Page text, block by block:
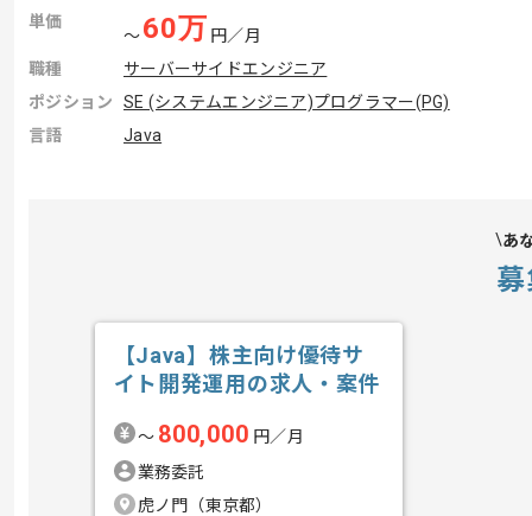
単価
〜60万 円／月
職種
サーバーサイドエンジニア
ポジション
SE (システムエンジニア)プログラマー(PG)
言語
Java
あ
【Java】株主向け優待サ
イト開発運用の求人・案件
〜 800,000 円／月
業務委託
虎ノ門（東京都）